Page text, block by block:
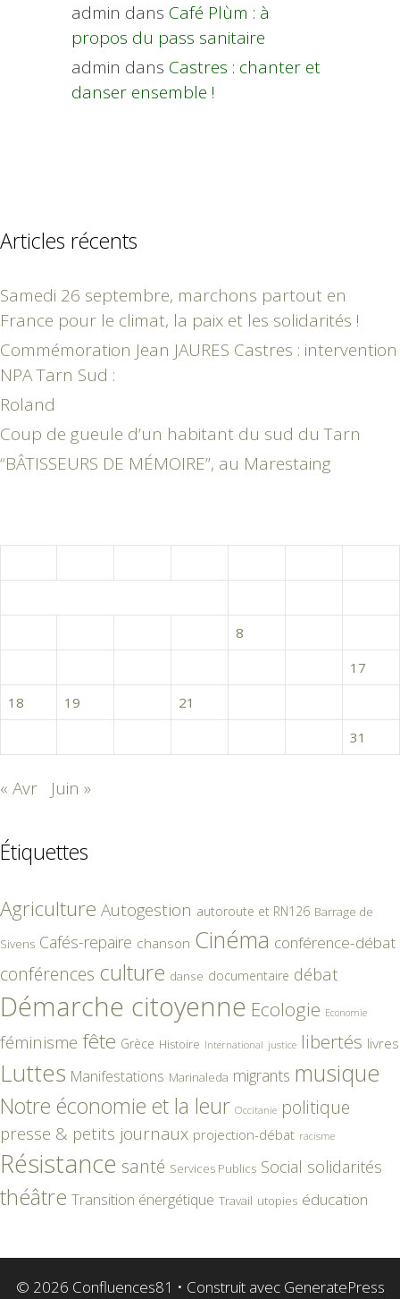
admin dans Café Plùm : à
propos du pass sanitaire
admin dans Castres : chanter et
danser ensemble !
Articles récents
Samedi 26 septembre, marchons partout en
France pour le climat, la paix et les solidarités !
Commémoration Jean JAURES Castres : intervention
NPA Tarn Sud :
Roland
Coup de gueule d’un habitant du sud du Tarn
“BÂTISSEURS DE MÉMOIRE”, au Marestaing
8
17
18
19 21
31
« Avr Juin »
Étiquettes
Agriculture Autogestion autoroute et RN126 Barrage de
Sivens Cafés-repaire chanson Cinéma conférence-débat
conférences culture danse documentaire débat
Démarche citoyenne Ecologie Economie
féminisme fête Grèce Histoire International justice libertés livres
Luttes Manifestations Marinaleda migrants musique
Notre économie et la leur Occitanie politique
presse & petits journaux projection-débat racisme
Résistance santé Services Publics Social solidarités
théâtre Transition énergétique Travail utopies éducation
© 2026 Confluences81 • Construit avec GeneratePress